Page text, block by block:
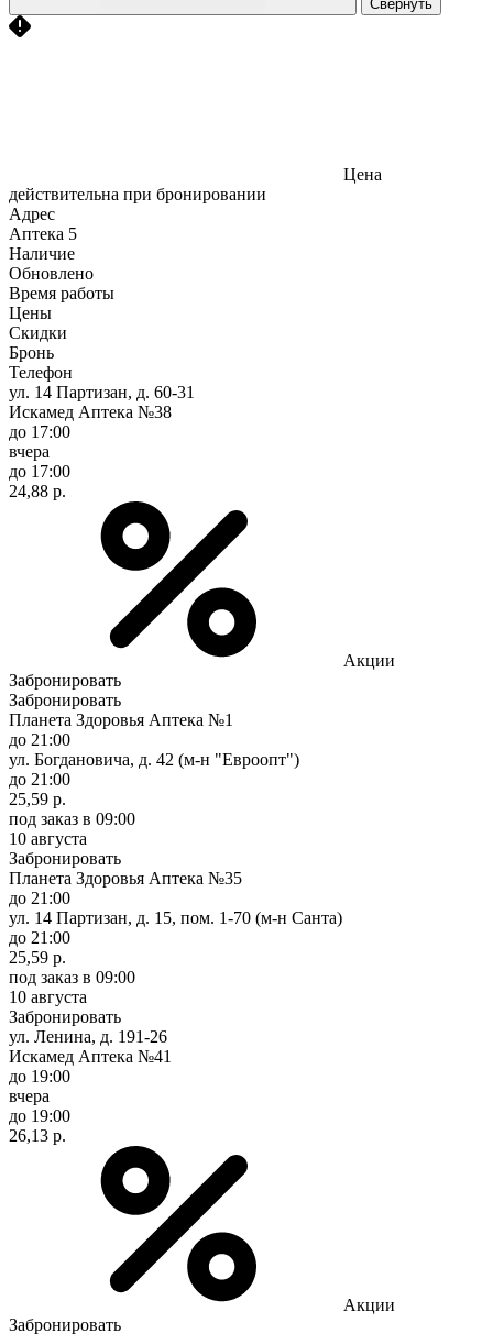
Свернуть
Цена
действительна при бронировании
Адрес
Аптека 5
Наличие
Обновлено
Время работы
Цены
Скидки
Бронь
Телефон
ул. 14 Партизан, д. 60-31
Искамед Аптека №38
до 17:00
вчера
до 17:00
24,88 р.
Акции
Забронировать
Забронировать
Планета Здоровья Аптека №1
до 21:00
ул. Богдановича, д. 42 (м-н "Евроопт")
до 21:00
25,59 р.
под заказ в 09:00
10 августа
Забронировать
Планета Здоровья Аптека №35
до 21:00
ул. 14 Партизан, д. 15, пом. 1-70 (м-н Санта)
до 21:00
25,59 р.
под заказ в 09:00
10 августа
Забронировать
ул. Ленина, д. 191-26
Искамед Аптека №41
до 19:00
вчера
до 19:00
26,13 р.
Акции
Забронировать